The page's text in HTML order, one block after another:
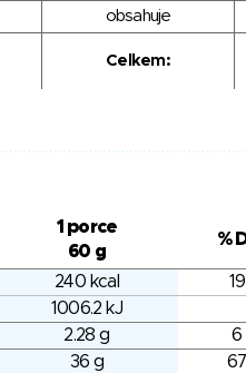
obsahuje
Celkem:
1 porce
60 g
%
240 kcal
1006.2 kJ
2.28 g
6
36 g